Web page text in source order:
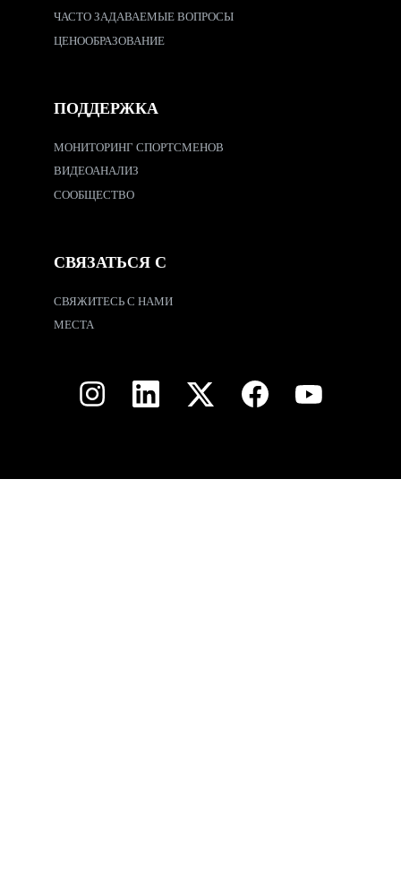
ЧАСТО ЗАДАВАЕМЫЕ ВОПРОСЫ
ЦЕНООБРАЗОВАНИЕ
ПОДДЕРЖКА
МОНИТОРИНГ СПОРТСМЕНОВ
ВИДЕОАНАЛИЗ
СООБЩЕСТВО
СВЯЗАТЬСЯ С
СВЯЖИТЕСЬ С НАМИ
МЕСТА